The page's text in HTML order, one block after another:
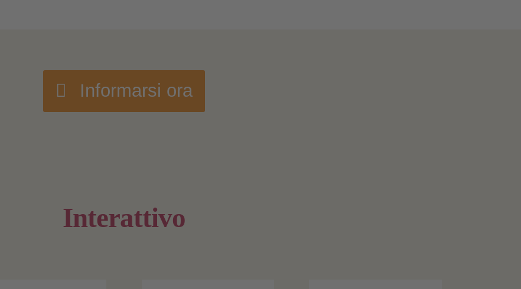
Informarsi ora
Interattivo